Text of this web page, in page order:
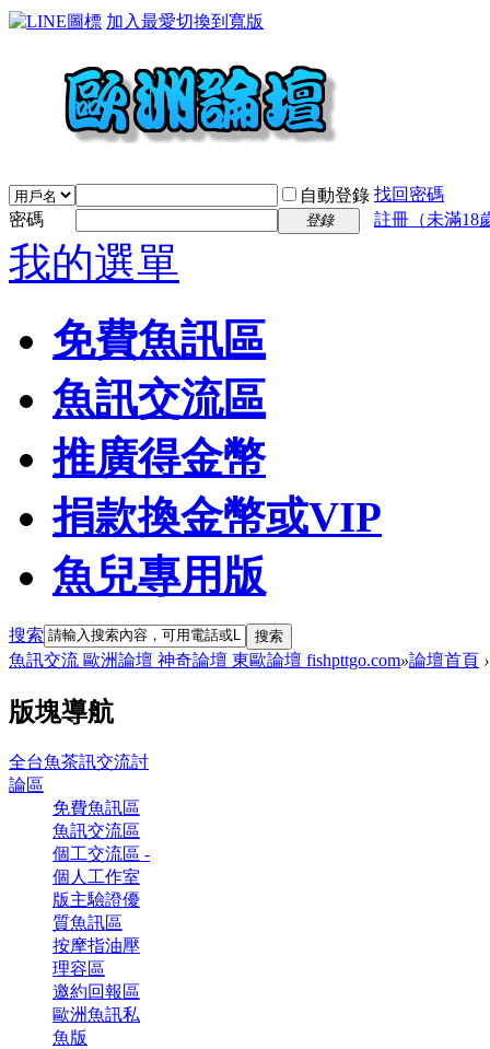
加入最愛切換到寬版
自動登錄 找回密碼
密碼
登錄 註冊（未滿18
我的選單
免費魚訊區
魚訊交流區
推廣得金幣
捐款換金幣或VIP
魚兒專用版
搜索 搜索
魚訊交流 歐洲論壇 神奇論壇 東歐論壇 fishpttgo.com»論壇首頁 ›
版塊導航
全台魚茶訊交流討
論區
免費魚訊區
魚訊交流區
個工交流區 -
個人工作室
版主驗證優
質魚訊區
按摩指油壓
理容區
邀約回報區
歐洲魚訊私
魚版